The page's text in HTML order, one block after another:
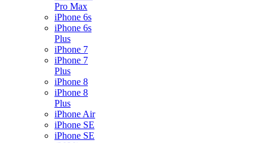
Pro Max
iPhone 6s
iPhone 6s
Plus
iPhone 7
iPhone 7
Plus
iPhone 8
iPhone 8
Plus
iPhone Air
iPhone SE
iPhone SE